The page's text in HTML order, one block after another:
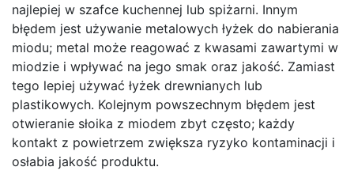
najlepiej w szafce kuchennej lub spiżarni. Innym
błędem jest używanie metalowych łyżek do nabierania
miodu; metal może reagować z kwasami zawartymi w
miodzie i wpływać na jego smak oraz jakość. Zamiast
tego lepiej używać łyżek drewnianych lub
plastikowych. Kolejnym powszechnym błędem jest
otwieranie słoika z miodem zbyt często; każdy
kontakt z powietrzem zwiększa ryzyko kontaminacji i
osłabia jakość produktu.